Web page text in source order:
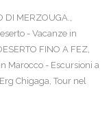
DI MERZOUGA.,
- Vacanze in
FINO A FEZ,
Marocco - Escursioni a
Chigaga, Tour nel